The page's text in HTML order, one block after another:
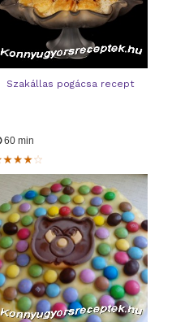
Szakállas pogácsa recept
60 min